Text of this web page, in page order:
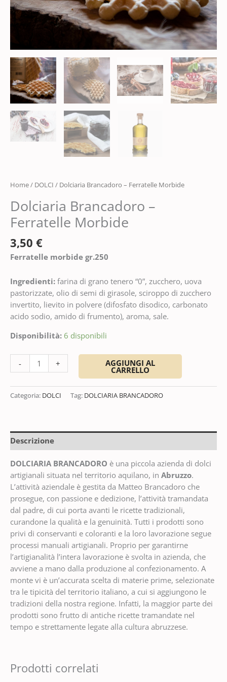
Home/ DOLCI / Dolciaria Brancadoro – Ferratelle Morbide
Dolciaria Brancadoro –
Ferratelle Morbide
3,50 €
Ferratelle morbide gr.250
Ingredienti: farina di grano tenero “0”, zucchero, uova
pastorizzate, olio di semi di girasole, sciroppo di zucchero
invertito, lievito in polvere (difosfato disodico, carbonato
acido sodio, amido di frumento), aroma, sale.
Disponibilità: 6 disponibili
- + AGGIUNGI AL
CARRELLO
Categoria: DOLCI Tag: DOLCIARIA BRANCADORO
Descrizione
DOLCIARIA BRANCADORO è una piccola azienda di dolci
artigianali situata nel territorio aquilano, in Abruzzo.
L’attività aziendale è gestita da Matteo Brancadoro che
prosegue, con passione e dedizione, l’attività tramandata
dal padre, di cui porta avanti le ricette tradizionali,
curandone la qualità e la genuinità. Tutti i prodotti sono
privi di conservanti e coloranti e la loro lavorazione segue
processi manuali artigianali. Proprio per garantirne
l’artigianalità l’intera lavorazione è svolta in azienda, che
avviene a mano dalla produzione al confezionamento. A
monte vi è un’accurata scelta di materie prime, selezionate
tra le tipicità del territorio italiano, a cui si aggiungono le
tradizioni della nostra regione. Infatti, la maggior parte dei
prodotti sono frutto di antiche ricette tramandate nel
tempo e strettamente legate alla cultura abruzzese.
Prodotti correlati